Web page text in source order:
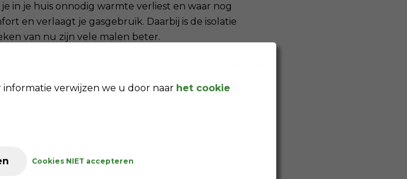
in je huis onnodig warmte verliest en waar nog
en verlaagt je gasgebruik. Daarbij is de isolatie
van nu zijn vele malen beter.
zegt: "Wij vinden het belangrijk dat we
meer bewoners adviseren."
informatie verwijzen we u door naar het cookie
Cookies NIET accepteren